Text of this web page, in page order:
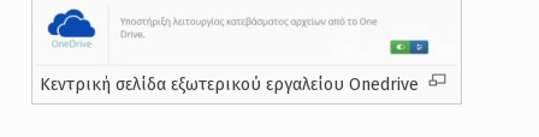
Κεντρική σελίδα εξωτερικού εργαλείου Onedrive